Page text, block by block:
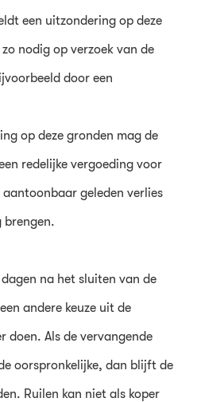
een uitzondering op deze
nodig op verzoek van de
door een
op deze gronden mag de
redelijke vergoeding voor
geleden verlies
brengen.
na het sluiten van de
andere keuze uit de
doen. Als de vervangende
oorspronkelijke, dan blijft de
Ruilen kan niet als koper